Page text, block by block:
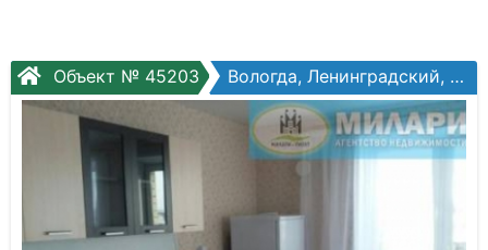
Объект № 45203 Вологда, Ленинградский, Гагарина ул, №82а